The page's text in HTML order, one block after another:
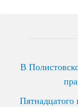
В
Пятнадцатого